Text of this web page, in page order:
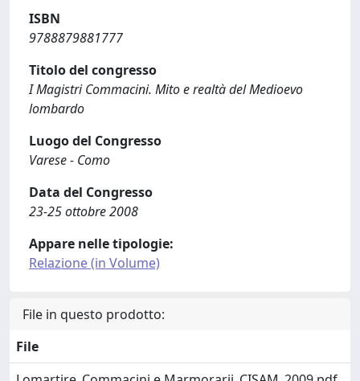
ISBN
9788879881777
Titolo del congresso
I Magistri Commacini. Mito e realtà del Medioevo
lombardo
Luogo del Congresso
Varese - Como
Data del Congresso
23-25 ottobre 2008
Appare nelle tipologie:
Relazione (in Volume)
File in questo prodotto:
File